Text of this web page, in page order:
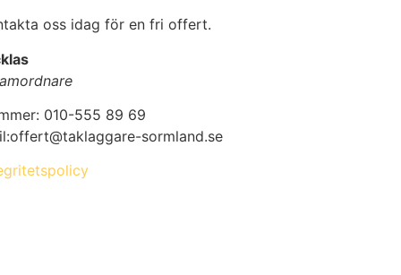
oss idag för en fri offert.
010-555 89 69
sormland.se